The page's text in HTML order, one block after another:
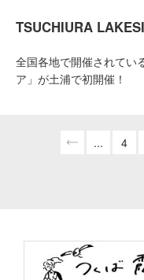
TSUCHIURA
全国各地で開催されてい
ア」が土浦で初開催！
... 4